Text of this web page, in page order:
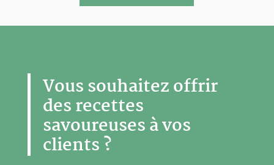
Vous souhaitez offrir
des recettes
savoureuses à vos
clients ?